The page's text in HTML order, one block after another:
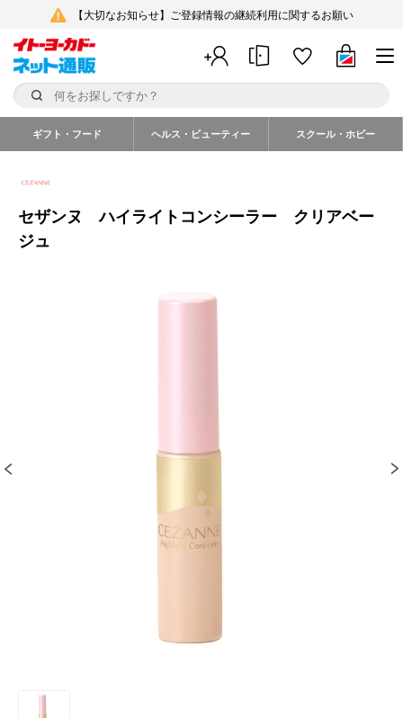
【大切なお知らせ】ご登録情報の継続利用に関するお願い
ギフト・フード ヘルス・ビューティー スクール・ホビー
セザンヌ ハイライトコンシーラー クリアベー
ジュ